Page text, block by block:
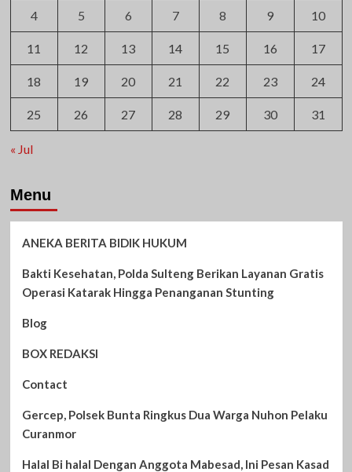
4 5 6 7 8 9 10
11 12 13 14 15 16 17
18 19 20 21 22 23 24
25 26 27 28 29 30 31
« Jul
Menu
ANEKA BERITA BIDIK HUKUM
Bakti Kesehatan, Polda Sulteng Berikan Layanan Gratis
Operasi Katarak Hingga Penanganan Stunting
Blog
BOX REDAKSI
Contact
Gercep, Polsek Bunta Ringkus Dua Warga Nuhon Pelaku
Curanmor
Halal Bi halal Dengan Anggota Mabesad, Ini Pesan Kasad